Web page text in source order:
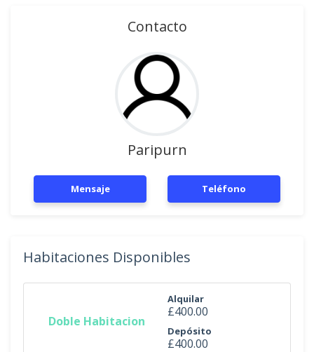
Contacto
Paripurn
Mensaje Teléfono
Habitaciones Disponibles
Doble Habitacion
Alquilar
£400.00
Depósito
£400.00